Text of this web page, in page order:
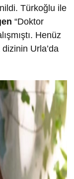
Türkoğlu ile
“Doktor
Henüz
Urla’da